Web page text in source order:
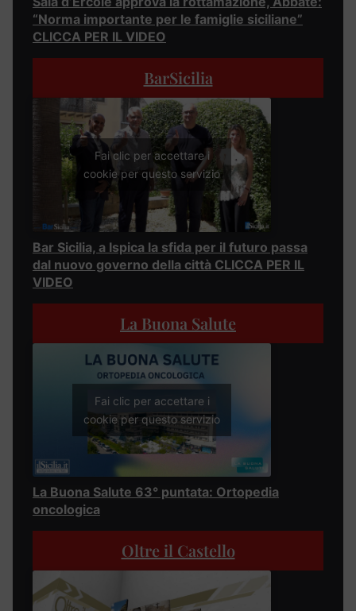
“Norma importante per le famiglie siciliane”
CLICCA PER IL VIDEO
BarSicilia
Fai clic per accettare i
cookie per questo servizio
Bar Sicilia, a Ispica la sfida per il futuro passa
dal nuovo governo della città CLICCA PER IL
VIDEO
La Buona Salute
Fai clic per accettare i
cookie per questo servizio
La Buona Salute 63° puntata: Ortopedia
oncologica
Oltre il Castello